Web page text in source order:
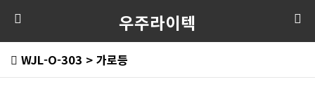
우주라이텍
WJL-O-303 > 가로등